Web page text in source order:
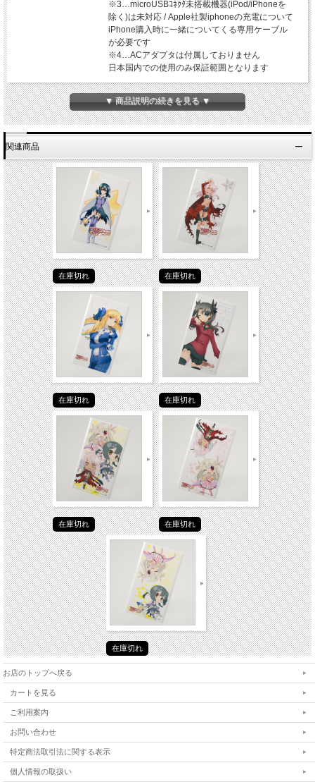
※3…microUSBｺﾈｸﾀ未搭載機器(iPod/iPhoneを
除く)は未対応 / Apple社製iphoneの充電について
iPhone購入時に一緒についてくる専用ケーブル
が必要です
※4…ACアダプタは付属しておりません
日本国内での使用のみ保証範囲となります
▼ 商品説明の続きを見る ▼
関連商品
在庫切れ 在庫切れ
在庫切れ 在庫切れ
在庫切れ 在庫切れ
在庫切れ
お店のトップへ戻る
カートを見る
ご利用案内
お問い合わせ
特定商法取引法に関する表示
個人情報の取扱い